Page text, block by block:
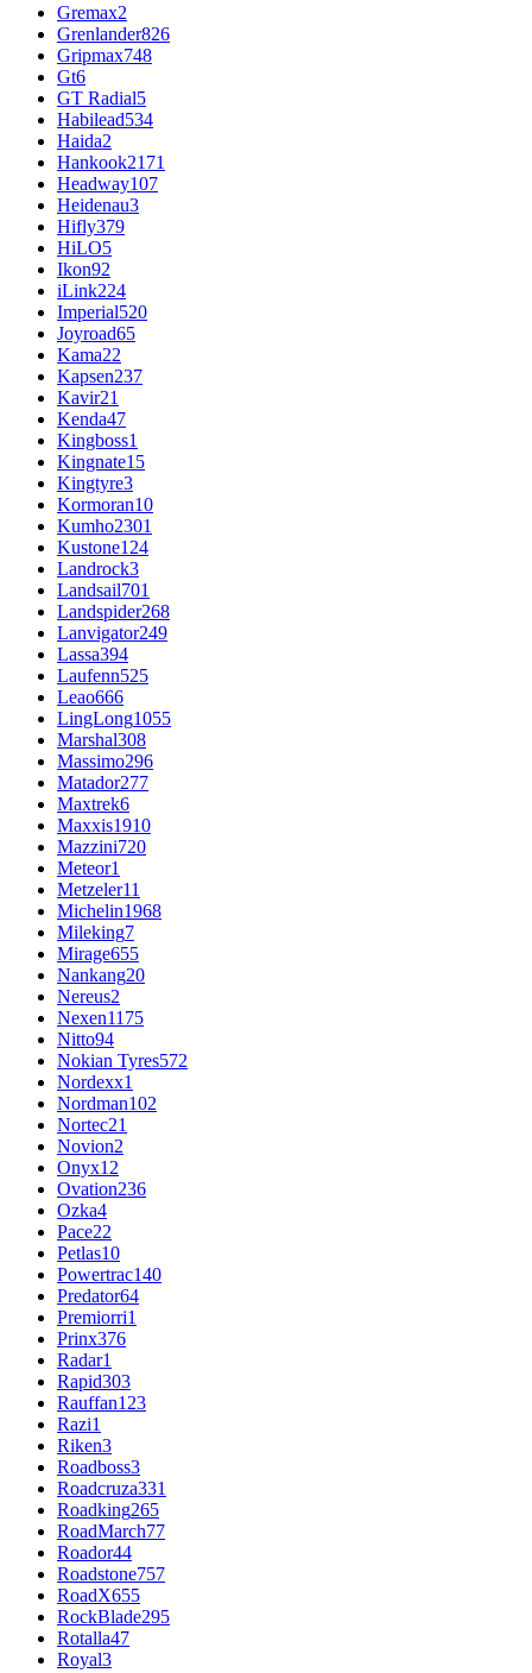
Gremax2
Grenlander826
Gripmax748
Gt6
GT Radial5
Habilead534
Haida2
Hankook2171
Headway107
Heidenau3
Hifly379
HiLO5
Ikon92
iLink224
Imperial520
Joyroad65
Kama22
Kapsen237
Kavir21
Kenda47
Kingboss1
Kingnate15
Kingtyre3
Kormoran10
Kumho2301
Kustone124
Landrock3
Landsail701
Landspider268
Lanvigator249
Lassa394
Laufenn525
Leao666
LingLong1055
Marshal308
Massimo296
Matador277
Maxtrek6
Maxxis1910
Mazzini720
Meteor1
Metzeler11
Michelin1968
Mileking7
Mirage655
Nankang20
Nereus2
Nexen1175
Nitto94
Nokian Tyres572
Nordexx1
Nordman102
Nortec21
Novion2
Onyx12
Ovation236
Ozka4
Pace22
Petlas10
Powertrac140
Predator64
Premiorri1
Prinx376
Radar1
Rapid303
Rauffan123
Razi1
Riken3
Roadboss3
Roadcruza331
Roadking265
RoadMarch77
Roador44
Roadstone757
RoadX655
RockBlade295
Rotalla47
Royal3